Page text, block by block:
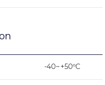
-40~+50ºC